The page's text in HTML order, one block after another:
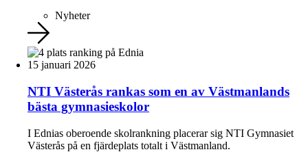
Nyheter
15 januari 2026
NTI Västerås rankas som en av Västmanlands
bästa gymnasieskolor
I Ednias oberoende skolrankning placerar sig NTI Gymnasiet
Västerås på en fjärdeplats totalt i Västmanland.